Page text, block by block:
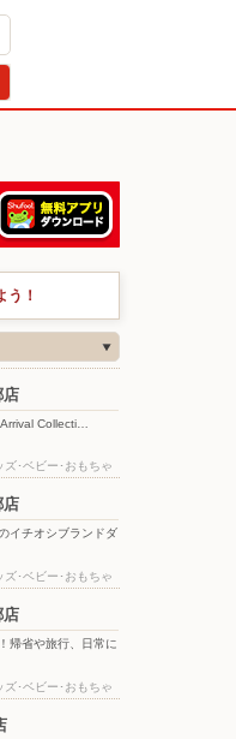
う！
店
Collecti…
ズ･ベビー･おもちゃ
店
イチオシブランドダ
ズ･ベビー･おもちゃ
店
帰省や旅行、日常に
ズ･ベビー･おもちゃ